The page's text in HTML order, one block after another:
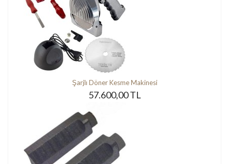
Şarjlı Döner Kesme Makinesi
57.600,00 TL